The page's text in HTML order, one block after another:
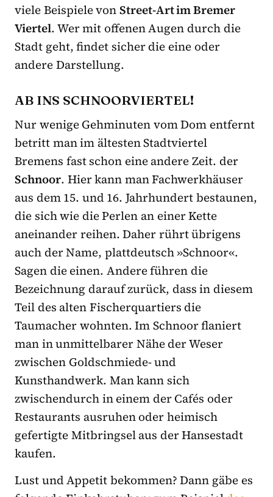
viele Beispiele vonStreet-Art im Bremer
Viertel. Wer mit offenen Augen durch die
Stadt geht, findet sicher die eine oder
andere Darstellung.
AB INS SCHNOORVIERTEL!
Nur wenige Gehminuten vom Dom entfernt
betritt man im ältesten Stadtviertel
Bremens fast schon eine andere Zeit. der
Schnoor. Hier kann man Fachwerkhäuser
aus dem 15. und 16. Jahrhundert bestaunen,
die sich wie die Perlen an einer Kette
aneinander reihen. Daher rührt übrigens
auch der Name, plattdeutsch »Schnoor«.
Sagen die einen. Andere führen die
Bezeichnung darauf zurück, dass in diesem
Teil des alten Fischerquartiers die
Taumacher wohnten. Im Schnoor flaniert
man in unmittelbarer Nähe der Weser
zwischen Goldschmiede- und
Kunsthandwerk. Man kann sich
zwischendurch in einem der Cafés oder
Restaurants ausruhen oder heimisch
gefertigte Mitbringsel aus der Hansestadt
kaufen.
Lust und Appetit bekommen? Dann gäbe es